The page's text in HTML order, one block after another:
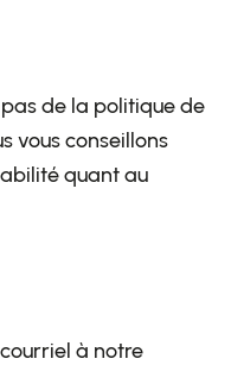
de la politique de
vous conseillons
quant au
à notre